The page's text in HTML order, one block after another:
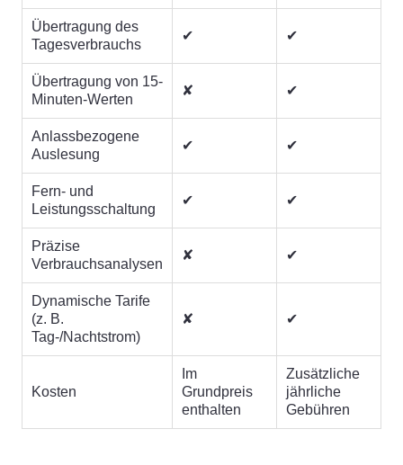
Übertragung des
Tagesverbrauchs
✔ ✔
Übertragung von 15-
Minuten-Werten
✘ ✔
Anlassbezogene
Auslesung
✔ ✔
Fern- und
Leistungsschaltung
✔ ✔
Präzise
Verbrauchsanalysen
✘ ✔
Dynamische Tarife
(z. B.
Tag-/Nachtstrom)
✘ ✔
Kosten
Im
Grundpreis
enthalten
Zusätzliche
jährliche
Gebühren